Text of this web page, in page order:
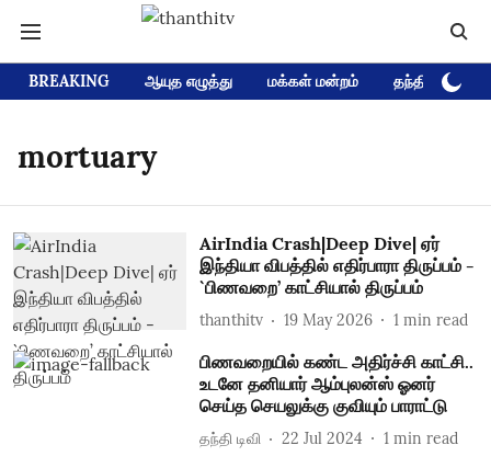
BREAKING ஆயுத எழுத்து மக்கள் மன்றம் தந்தி டிவி
mortuary
AirIndia Crash|Deep Dive| ஏர்
இந்தியா விபத்தில் எதிர்பாரா திருப்பம் -
`பிணவறை’ காட்சியால் திருப்பம்
thanthitv 19 May 2026 1 min read
பிணவறையில் கண்ட அதிர்ச்சி காட்சி..
உடனே தனியார் ஆம்புலன்ஸ் ஓனர்
செய்த செயலுக்கு குவியும் பாராட்டு
தந்தி டிவி 22 Jul 2024 1 min read